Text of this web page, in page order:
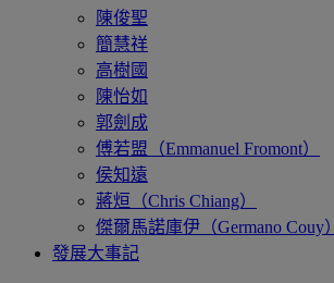
陳俊聖
簡慧祥
高樹國
陳怡如
郭劍成
傅若盟（Emmanuel Fromont）
侯知遠
蔣烜（Chris Chiang）
傑爾馬諾庫伊（Germano Couy）
發展大事記